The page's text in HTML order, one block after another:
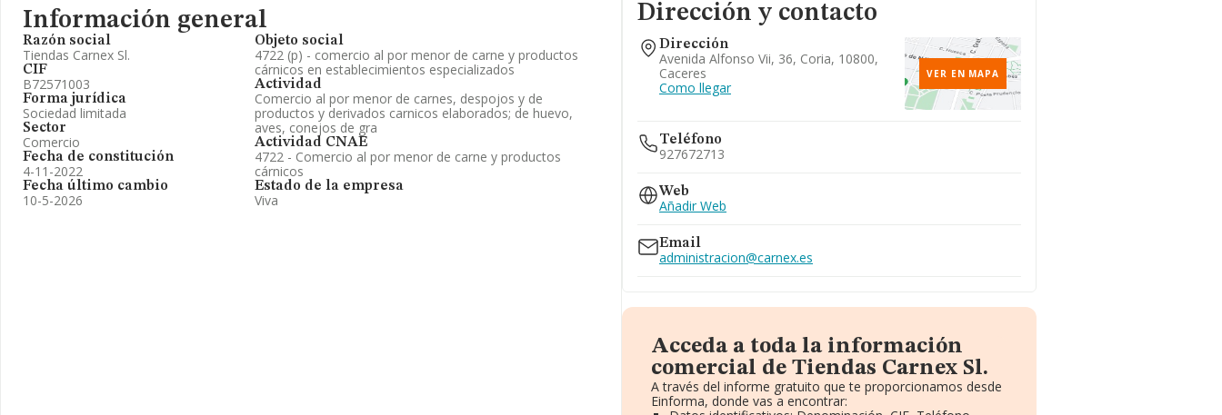
Información general
Razón social
Tiendas Carnex Sl.
CIF
B72571003
Forma jurídica
Sociedad limitada
Sector
Comercio
Fecha de constitución
4-11-2022
Fecha último cambio
10-5-2026
Objeto social
4722 (p) - comercio al por menor de carne y productos
cárnicos en establecimientos especializados
Actividad
Comercio al por menor de carnes, despojos y de
productos y derivados carnicos elaborados; de huevo,
aves, conejos de gra
Actividad CNAE
4722 - Comercio al por menor de carne y productos
cárnicos
Estado de la empresa
Viva
Dirección y contacto
Dirección
Avenida Alfonso Vii, 36, Coria, 10800,
Caceres
Como llegar
VER EN MAPA
Teléfono
927672713
Web
Añadir Web
Email
administracion@carnex.es
Acceda a toda la información
comercial de Tiendas Carnex Sl.
A través del informe gratuito que te proporcionamos desde
Einforma, donde vas a encontrar: